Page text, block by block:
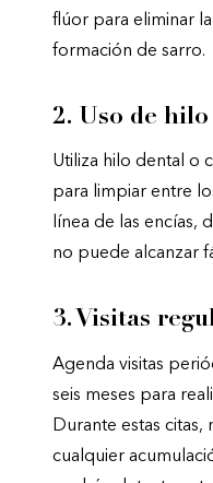
flúor para eliminar
formación de sarro.
2. Uso de
Utiliza hilo dental o
para limpiar entre
línea de las encías,
no puede alcanzar
3. Visitas
Agenda visitas
seis meses para
Durante estas
cualquier